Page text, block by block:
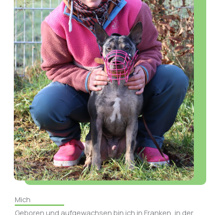
Mich
Geboren und aufgewachsen bin ich in Franken, in der